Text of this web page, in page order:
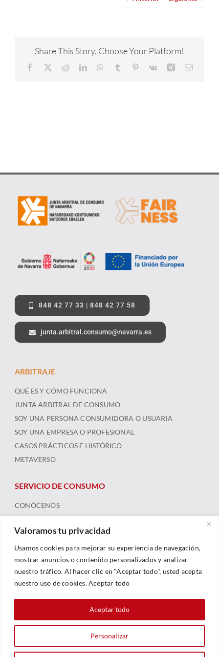
Valoramos tu privacidad
Usamos cookies para mejorar su experiencia de navegación,
mostrar anuncios o contenido personalizados y analizar
nuestro tráfico. Al hacer clic en "Aceptar todo", usted acepta
nuestro uso de cookies. Aceptar todo
Personalizar
Aceptar todo
CONTACTA
Share This Story, Choose Your Platform!
Facebook RedditLinkedInWhatsApp
Tumblr Pinterest
Vk Xing Correo
848 42 77 33 | 848 42 77 58
junta.arbitral.consumo@navarra.es
ARBITRAJE
QUÉ ES Y CÓMO FUNCIONA
JUNTA ARBITRAL DE CONSUMO
SOY UNA PERSONA CONSUMIDORA O USUARIA
SOY UNA EMPRESA O PROFESIONAL
CASOS PRÁCTICOS E HISTÓRICO
METAVERSO
SERVICIO DE CONSUMO
CONÓCENOS
FORMACIÓN Y RECURSOS
NOTICIAS
Política De Privacidad|Política De Cookies
Sarhe Consultoría